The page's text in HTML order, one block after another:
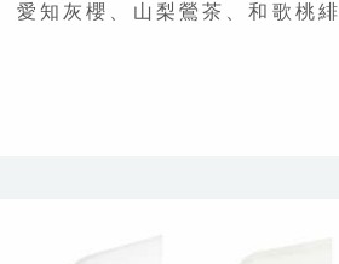
愛知灰櫻、山梨鶯茶、和歌桃緋